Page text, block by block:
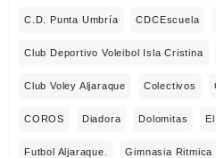
C.D. Punta Umbría CDCEscuela
Club Deportivo Voleibol Isla Cristina
Club Voley Aljaraque Colectivos
COROS Diadora Dolomitas
Futbol Aljaraque. Gimnasia Ritmica